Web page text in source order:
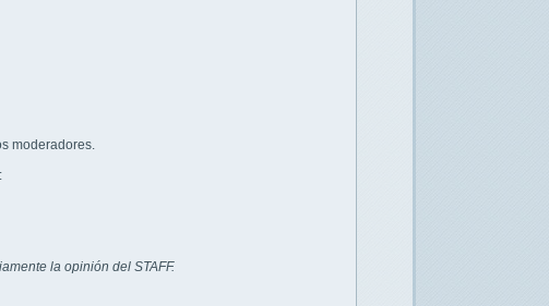
moderadores.
la opinión del STAFF.